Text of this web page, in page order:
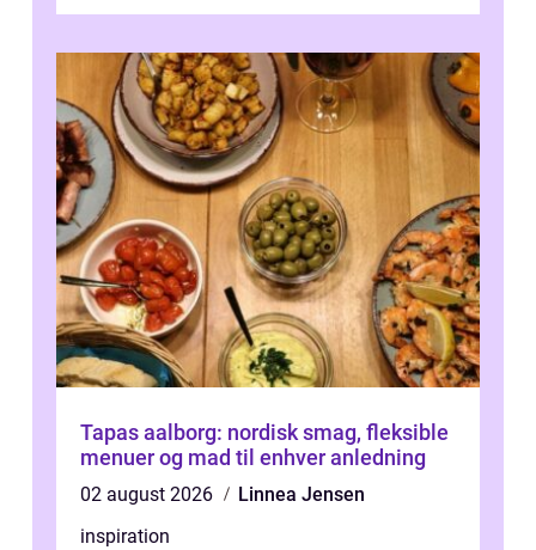
Tapas aalborg: nordisk smag, fleksible
menuer og mad til enhver anledning
02 august 2026
Linnea Jensen
inspiration